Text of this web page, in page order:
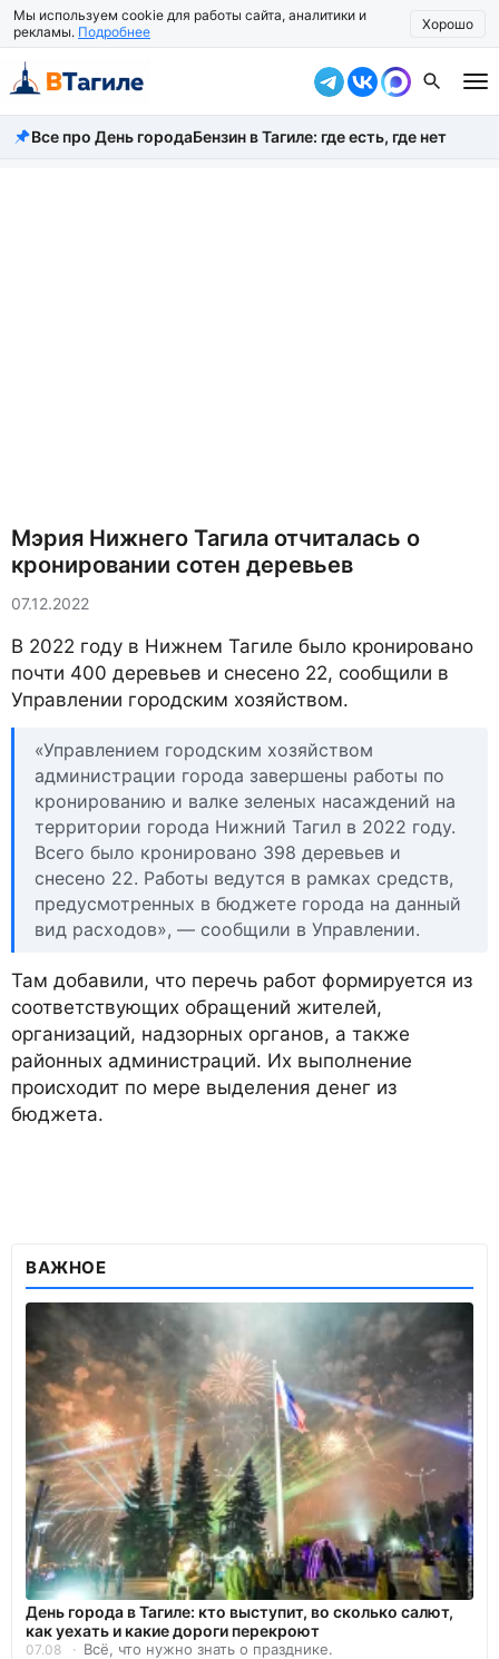
Мы используем cookie для работы сайта, аналитики и
рекламы. Подробнее Хорошо
Все новости
Все про День городаБензин в Тагиле: где есть, где нет
Мэрия Нижнего Тагила отчиталась о
кронировании сотен деревьев
07.12.2022
В 2022 году в Нижнем Тагиле было кронировано
почти 400 деревьев и снесено 22, сообщили в
Управлении городским хозяйством.
«Управлением городским хозяйством
администрации города завершены работы по
кронированию и валке зеленых насаждений на
территории города Нижний Тагил в 2022 году.
Всего было кронировано 398 деревьев и
снесено 22. Работы ведутся в рамках средств,
предусмотренных в бюджете города на данный
вид расходов», — сообщили в Управлении.
Там добавили, что перечь работ формируется из
соответствующих обращений жителей,
организаций, надзорных органов, а также
районных администраций. Их выполнение
происходит по мере выделения денег из
бюджета.
ВАЖНОЕ
День города в Тагиле: кто выступит, во сколько салют,
как уехать и какие дороги перекроют
07.08 Всё, что нужно знать о празднике.